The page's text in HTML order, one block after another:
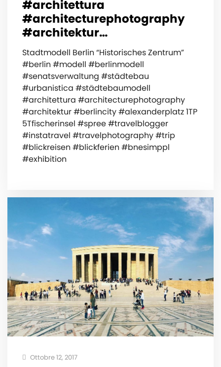
#architettura
#architecturephotography
#architektur…
Stadtmodell Berlin “Historisches Zentrum”
#berlin #modell #berlinmodell
#senatsverwaltung #städtebau
#urbanistica #städtebaumodell
#architettura #architecturephotography
#architektur #berlincity #alexanderplatz 1TP
5Tfischerinsel #spree #travelblogger
#instatravel #travelphotography #trip
#blickreisen #blickferien #bnesimppl
#exhibition
Ottobre 12, 2017